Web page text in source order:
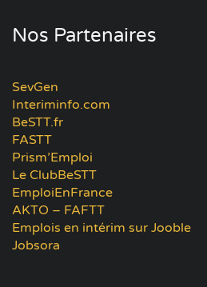
Nos Partenaires
SevGen
Interiminfo.com
BeSTT.fr
FASTT
Prism’Emploi
Le ClubBeSTT
EmploiEnFrance
AKTO – FAFTT
Emplois en intérim sur Jooble
Jobsora